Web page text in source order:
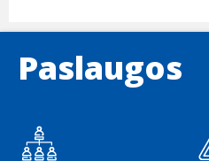
Paslaugos